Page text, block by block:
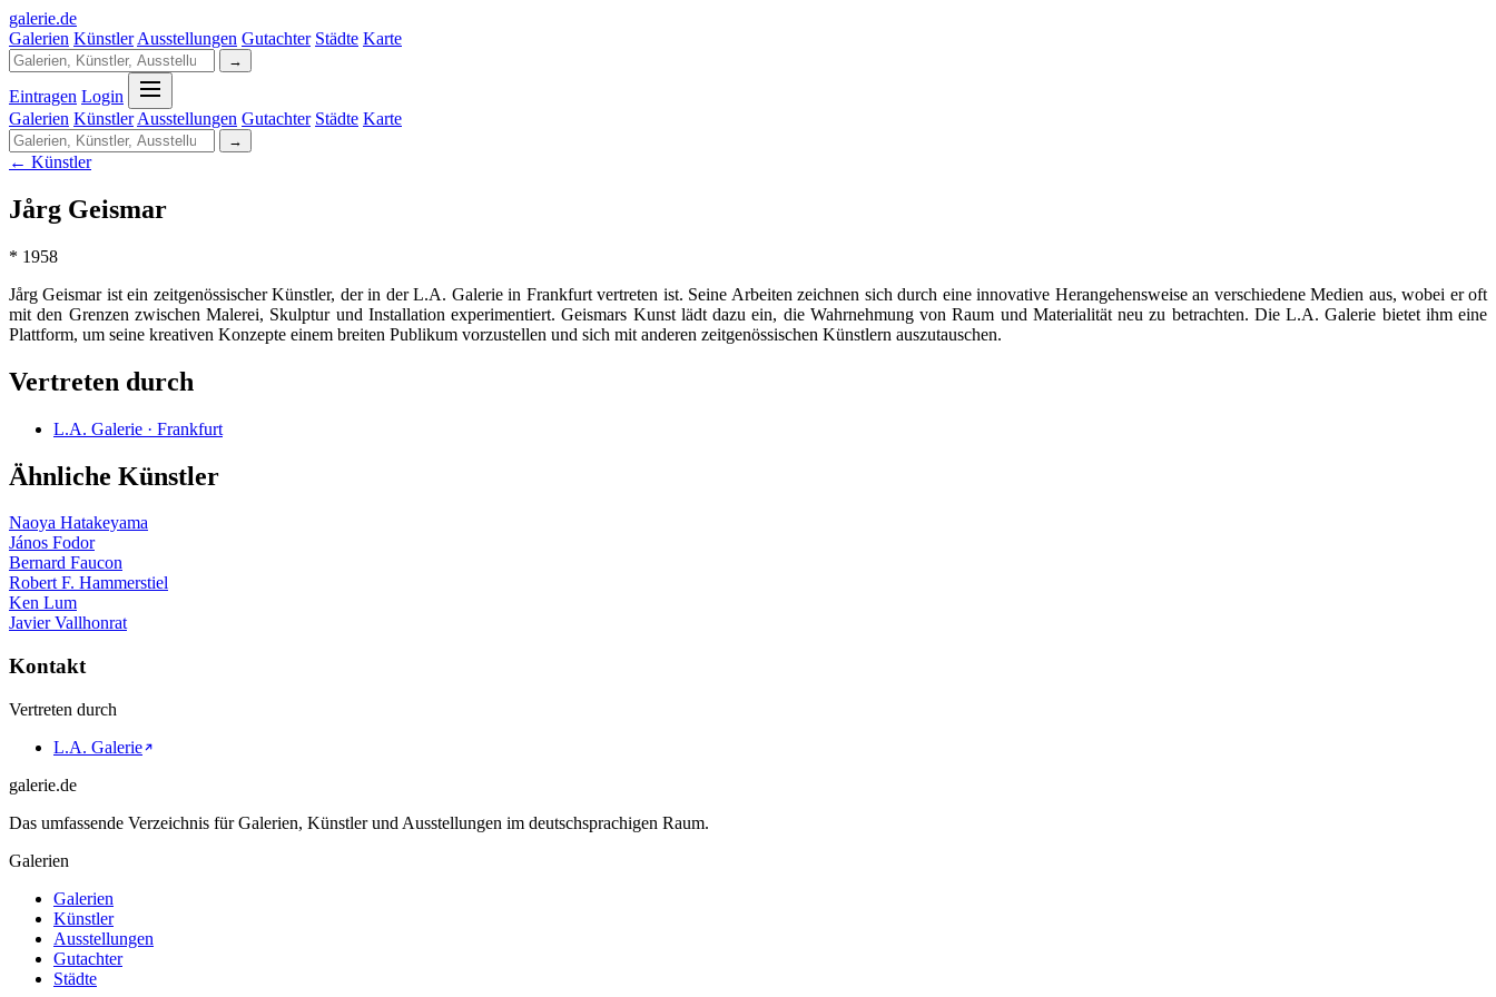
galerie.de
Galerien Künstler Ausstellungen Gutachter Städte Karte
→
Eintragen Login
Galerien Künstler Ausstellungen Gutachter Städte Karte
→
← Künstler
Jårg Geismar
* 1958
Jårg Geismar ist ein zeitgenössischer Künstler, der in der L.A. Galerie in Frankfurt vertreten ist. Seine Arbeiten zeichnen sich durch eine innovative Herangehensweise an verschiedene Medien aus, wobei er oft
mit den Grenzen zwischen Malerei, Skulptur und Installation experimentiert. Geismars Kunst lädt dazu ein, die Wahrnehmung von Raum und Materialität neu zu betrachten. Die L.A. Galerie bietet ihm eine
Plattform, um seine kreativen Konzepte einem breiten Publikum vorzustellen und sich mit anderen zeitgenössischen Künstlern auszutauschen.
Vertreten durch
L.A. Galerie · Frankfurt
Ähnliche Künstler
Naoya Hatakeyama
János Fodor
Bernard Faucon
Robert F. Hammerstiel
Ken Lum
Javier Vallhonrat
Kontakt
Vertreten durch
L.A. Galerie
galerie.de
Das umfassende Verzeichnis für Galerien, Künstler und Ausstellungen im deutschsprachigen Raum.
Galerien
Galerien
Künstler
Ausstellungen
Gutachter
Städte